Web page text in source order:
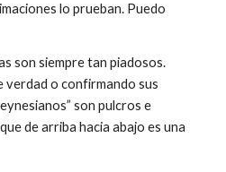
lo prueban. Puedo
son siempre tan piadosos.
verdad o confirmando sus
son pulcros e
de arriba hacia abajo es una